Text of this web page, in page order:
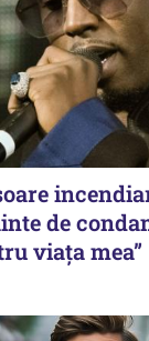
de
viața mea”